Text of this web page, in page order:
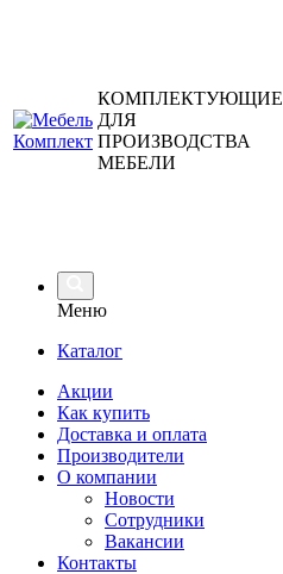
КОМПЛЕКТУЮЩИЕ
ДЛЯ
ПРОИЗВОДСТВА
МЕБЕЛИ
Меню
Каталог
Акции
Как купить
Доставка и оплата
Производители
О компании
Новости
Сотрудники
Вакансии
Контакты